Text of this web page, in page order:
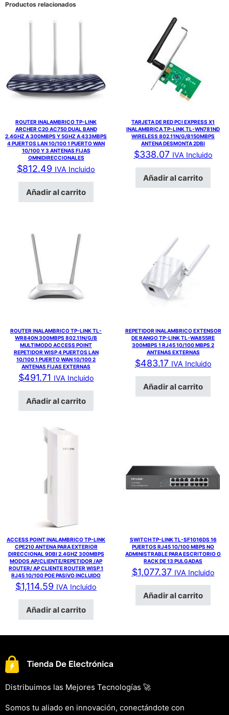
Productos relacionados
ROUTER INALAMBRICO TP-LINK
ARCHER C20 AC750 DUAL BAND
2.4GHZ A 300MBPS Y 5GHZ A 433MBPS
4 PUERTOS LAN 10/100 1 PUERTO WAN
10/100 Y 3 ANTENAS FIJAS
OMNIDIRECCIONALES
$812.49 IVA Incluido
Añadir al carrito
TARJETA DE RED PCI EXPRESS X1
INALAMBRICA TP-LINK TL-WN781ND
WIRELESS 802.11N/G/B150MBPS
ANTENA DESMONTA 2DBI
$338.07 IVA Incluido
Añadir al carrito
ROUTER INALAMBRICO TP-LINK TL-
WR840N 300MBPS 802.11N/G/B
MULTIMODO ACCESS POINT
REPETIDOR WISP 4 PUERTOS LAN
10/100 1 PUERTO WAN 10/100 2
ANTENAS FIJAS EXTERNAS
$491.71 IVA Incluido
Añadir al carrito
REPETIDOR INALAMBRICO EXTENSOR
DE RANGO TP-LINK TL-WA855RE
300MBPS 1 RJ45 10/100 MBPS 2
ANTENAS EXTERNAS
$483.17 IVA Incluido
Añadir al carrito
ACCESS POINT INALAMBRICO TP-LINK
CPE210 ANTENA PARA EXTERIOR
DIRECCIONAL 9DBI 2.4GHZ 300MBPS
MODOS AP/CLIENTE/REPETIDOR /AP
ROUTER/ AP CLIENTE ROUTER WISP 1
RJ45 10/100 POE PASIVO INCLUIDO
$1,114.59 IVA Incluido
Añadir al carrito
SWITCH TP-LINK TL-SF1016DS 16
PUERTOS RJ45 10/100 MBPS NO
ADMINISTRABLE PARA ESCRITORIO O
RACK DE 13 PULGADAS
$1,077.37 IVA Incluido
Añadir al carrito
Distribuimos las Mejores Tecnologías 🚀
Somos tu aliado en innovación, conectándote con